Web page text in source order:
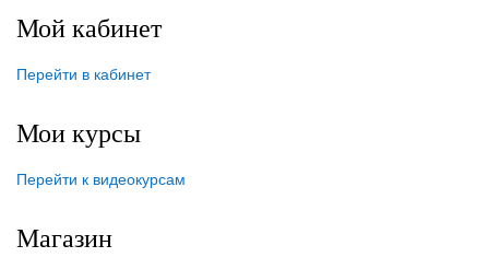
Мой кабинет
Перейти в кабинет
Мои курсы
Перейти к видеокурсам
Магазин